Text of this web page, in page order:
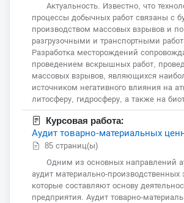
Актуальность. Известно, что
процессы добычных работ связаны с
производством массовых взрывов и
разгрузочными и транспортными
Разработка месторождений
проведением вскрышных работ,
массовых взрывов, являющихся
источником негативного влияния на
литосферу, гидросферу, а также на
Курсовая работа:
Аудит товарно-материальных
85 страниц(ы)
Одним из основных направлений
аудит материально-производственных
которые составляют основу
предприятия. Аудит товарно-